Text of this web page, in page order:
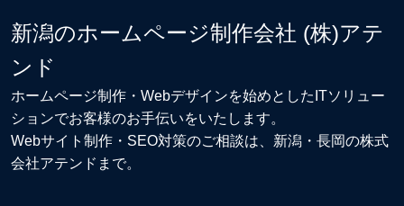
新潟のホームページ制作会社 (株)アテ
ンド
ホームページ制作・Webデザインを始めとしたITソリュー
ションでお客様のお手伝いをいたします。
Webサイト制作 ・ SEO対策のご相談は、新潟・長岡の株式
会社アテンドまで。